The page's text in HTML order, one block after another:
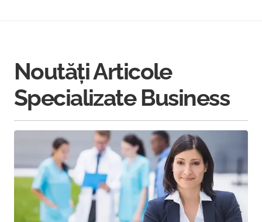
Noutăți Articole
Specializate Business